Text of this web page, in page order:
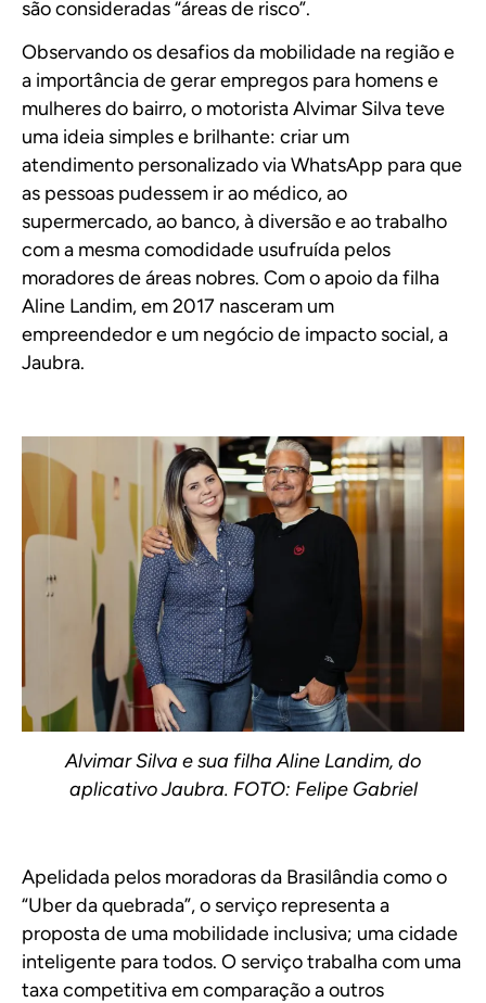
são consideradas “áreas de risco”.
Observando os desafios da mobilidade na região e
a importância de gerar empregos para homens e
mulheres do bairro, o motorista Alvimar Silva teve
uma ideia simples e brilhante: criar um
atendimento personalizado via WhatsApp para que
as pessoas pudessem ir ao médico, ao
supermercado, ao banco, à diversão e ao trabalho
com a mesma comodidade usufruída pelos
moradores de áreas nobres. Com o apoio da filha
Aline Landim, em 2017 nasceram um
empreendedor e um negócio de impacto social, a
Jaubra.
Alvimar Silva e sua filha Aline Landim, do
aplicativo Jaubra. FOTO: Felipe Gabriel
Apelidada pelos moradoras da Brasilândia como o
“Uber da quebrada”, o serviço representa a
proposta de uma mobilidade inclusiva; uma cidade
inteligente para todos. O serviço trabalha com uma
taxa competitiva em comparação a outros